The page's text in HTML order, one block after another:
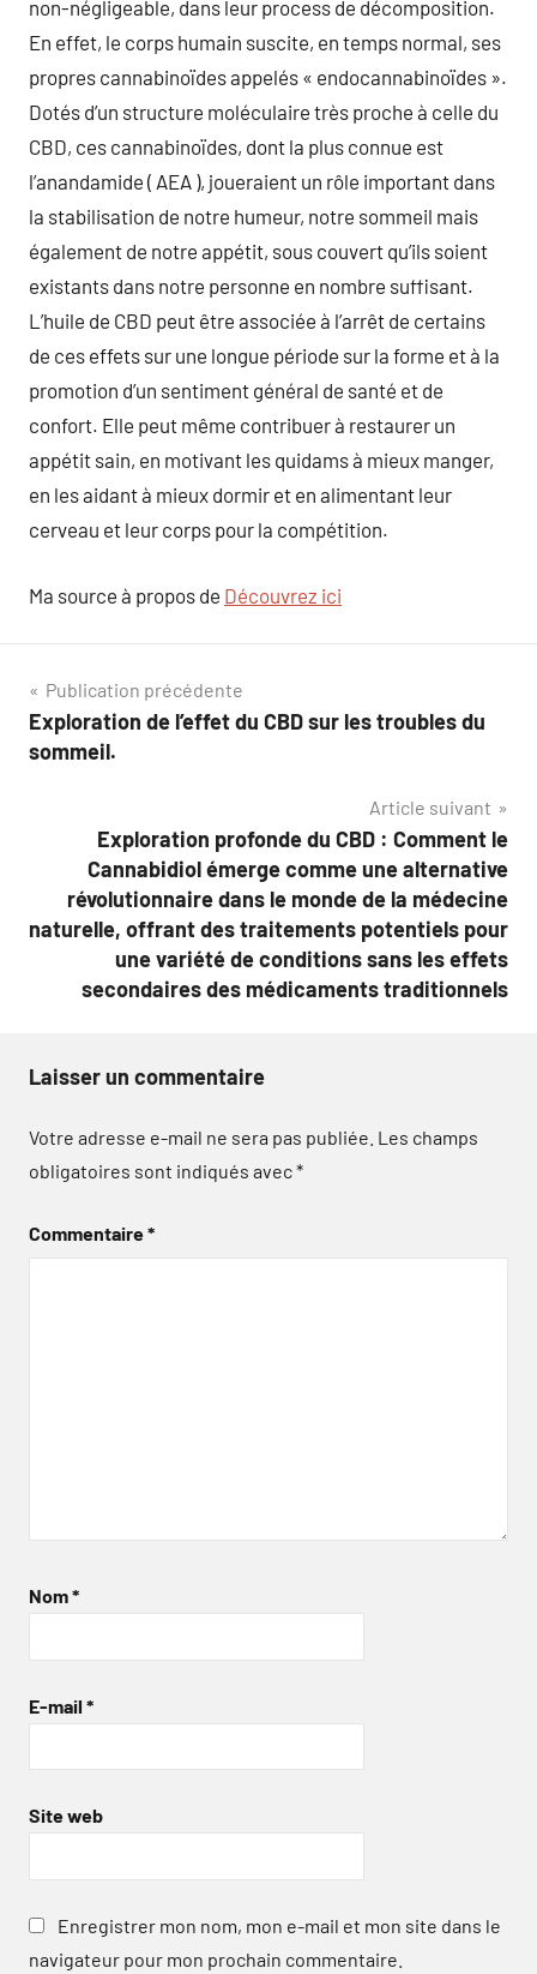
non-négligeable, dans leur process de décomposition.
En effet, le corps humain suscite, en temps normal, ses
propres cannabinoïdes appelés « endocannabinoïdes ».
Dotés d’un structure moléculaire très proche à celle du
CBD, ces cannabinoïdes, dont la plus connue est
l’anandamide ( AEA ), joueraient un rôle important dans
la stabilisation de notre humeur, notre sommeil mais
également de notre appétit, sous couvert qu’ils soient
existants dans notre personne en nombre suffisant.
L’huile de CBD peut être associée à l’arrêt de certains
de ces effets sur une longue période sur la forme et à la
promotion d’un sentiment général de santé et de
confort. Elle peut même contribuer à restaurer un
appétit sain, en motivant les quidams à mieux manger,
en les aidant à mieux dormir et en alimentant leur
cerveau et leur corps pour la compétition.
Ma source à propos de Découvrez ici
Navigation
de
Publication précédente
Exploration de l’effet du CBD sur les troubles du
sommeil.
Article suivant
Exploration profonde du CBD : Comment le
Cannabidiol émerge comme une alternative
révolutionnaire dans le monde de la médecine
naturelle, offrant des traitements potentiels pour
une variété de conditions sans les effets
secondaires des médicaments traditionnels
Laisser un commentaire
Votre adresse e-mail ne sera pas publiée. Les champs
obligatoires sont indiqués avec*
Commentaire*
Nom*
E-mail *
Site web
Enregistrer mon nom, mon e-mail et mon site dans le
navigateur pour mon prochain commentaire.